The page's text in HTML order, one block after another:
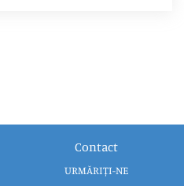
Contact
URMĂRIȚI-NE